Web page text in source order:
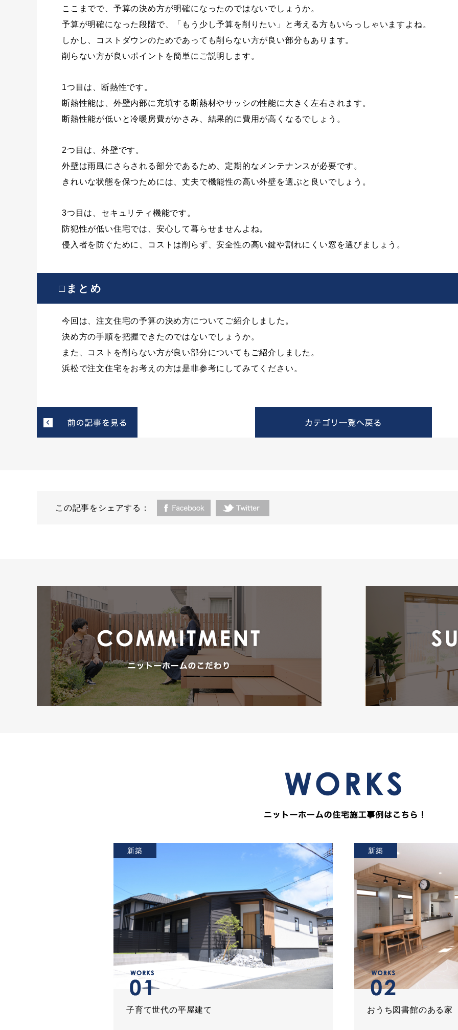
ここまでで、予算の決め方が明確になったのではないでしょうか。
予算が明確になった段階で、「もう少し予算を削りたい」と考える方もいらっしゃいますよね。
しかし、コストダウンのためであっても削らない方が良い部分もあります。
削らない方が良いポイントを簡単にご説明します。
1つ目は、断熱性です。
断熱性能は、外壁内部に充填する断熱材やサッシの性能に大きく左右されます。
断熱性能が低いと冷暖房費がかさみ、結果的に費用が高くなるでしょう。
2つ目は、外壁です。
外壁は雨風にさらされる部分であるため、定期的なメンテナンスが必要です。
きれいな状態を保つためには、丈夫で機能性の高い外壁を選ぶと良いでしょう。
3つ目は、セキュリティ機能です。
防犯性が低い住宅では、安心して暮らせませんよね。
侵入者を防ぐために、コストは削らず、安全性の高い鍵や割れにくい窓を選びましょう。
□まとめ
今回は、注文住宅の予算の決め方についてご紹介しました。
決め方の手順を把握できたのではないでしょうか。
また、コストを削らない方が良い部分についてもご紹介しました。
浜松で注文住宅をお考えの方は是非参考にしてみてください。
この記事をシェアする：
子育て世代の平屋建て
新築
おうち図書館のある家
新築